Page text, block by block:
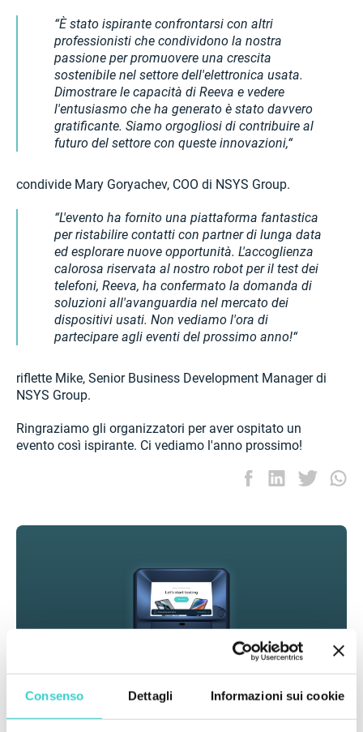
Consenso Dettagli Informazioni sui cookie
È stato ispirante confrontarsi con altri
professionisti che condividono la nostra
passione per promuovere una crescita
sostenibile nel settore dell'elettronica usata.
Dimostrare le capacità di Reeva e vedere
l'entusiasmo che ha generato è stato davvero
gratificante. Siamo orgogliosi di contribuire al
futuro del settore con queste innovazioni,
condivide Mary Goryachev, COO di NSYS Group.
L'evento ha fornito una piattaforma fantastica
per ristabilire contatti con partner di lunga data
ed esplorare nuove opportunità. L'accoglienza
calorosa riservata al nostro robot per il test dei
telefoni, Reeva, ha confermato la domanda di
soluzioni all'avanguardia nel mercato dei
dispositivi usati. Non vediamo l'ora di
partecipare agli eventi del prossimo anno!
riflette Mike, Senior Business Development Manager di
NSYS Group.
Ringraziamo gli organizzatori per aver ospitato un
evento così ispirante. Ci vediamo l'anno prossimo!